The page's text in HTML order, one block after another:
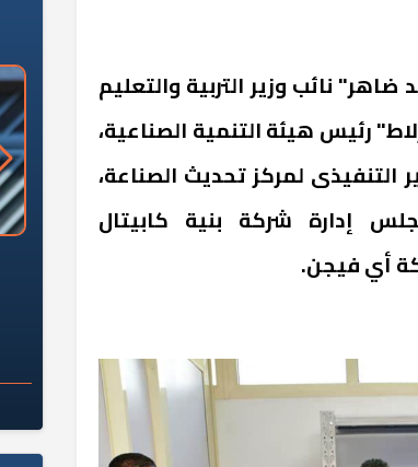
نائب وزير التربية والتعليم
رئيس هيئة التنمية الصناعية،
لمركز تحديث الصناعة،
إدارة شركة بنية كابيتال
أي فيجن.
«وزارة الآثار»: العُثور على 10 توابيت